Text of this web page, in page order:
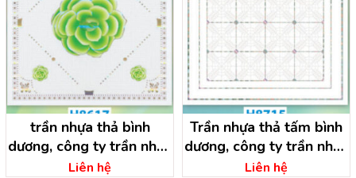
trần nhựa thả bình
dương, công ty trần nhựa
bình dương
Liên hệ
Trần nhựa thả tấm bình
dương, công ty trần nhựa
bình dương
Liên hệ